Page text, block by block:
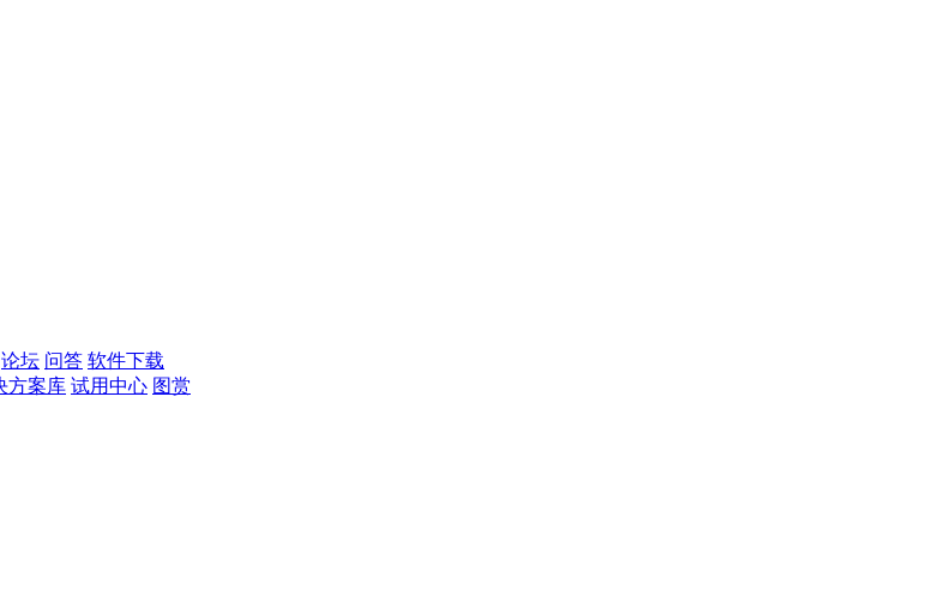
论坛 问答 软件下载
方案库 试用中心 图赏